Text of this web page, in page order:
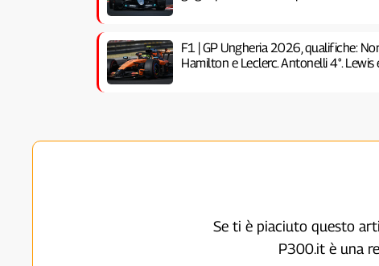
F1 | GP Ungheria 2026, qualifiche:
Hamilton e Leclerc. Antonelli 4°.
Se ti è piaciuto questo
P300.it è una